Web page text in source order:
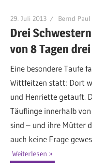
29. Juli 2013 Bernd Paul
Drei
von 8 Tagen
Eine besondere Taufe
Wittfeitzen statt: Dort
und Henriette getauft.
Täuflinge innerhalb
sind – und ihre Mütter
auch keine Frage
Weiterlesen